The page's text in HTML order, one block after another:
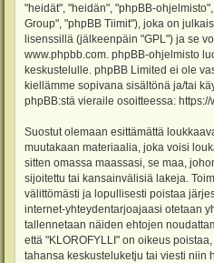
"heidät", "heidän", "phpBB-
Group", "phpBB Tiimit"), joka on
lisenssillä (jälkeenpäin "GPL") ja se
www.phpbb.com . phpBB-ohjelmisto
keskustelulle. phpBB Limited ei ole
kiellämme sopivana sisältönä ja/tai
phpBB:stä vieraile osoitteessa: https://
Suostut olemaan esittämättä
muutakaan materiaalia, joka voisi
sitten omassa maassasi, se maa,
sijoitettu tai kansainvälisiä lakeja.
välittömästi ja lopullisesti poistaa
internet-yhteydentarjoajaasi otetaan
tallennetaan näiden ehtojen
että "KLOROFYLLI" on oikeus
tahansa keskusteluketju tai viesti niin